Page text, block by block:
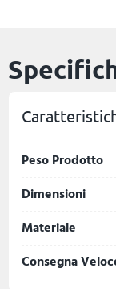
Peso Prodotto
Dimensioni
Materiale
Consegna